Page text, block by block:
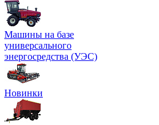
Машины на базе
универсального
энергосредства (УЭС)
Новинки